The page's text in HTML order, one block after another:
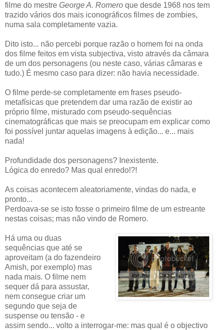
filme do mestre George A. Romero que desde 1968 nos tem
trazido vários dos mais iconográficos filmes de zombies,
numa sala completamente vazia.
Dito isto... não percebi porque razão o homem foi na onda
dos filme feitos em vista subjectiva, visto através da câmara
de um dos personagens (ou neste caso, várias câmaras e
tudo.) É mesmo caso para dizer: não havia necessidade.
O filme perde-se completamente em frases pseudo-
metafísicas que pretendem dar uma razão de existir ao
próprio filme, misturado com pseudo-sequências
cinematográficas que mais se preocupam em explicar como
foi possível juntar aquelas imagens à edição... e... mais
nada!
Profundidade dos personagens? Inexistente.
Lógica do enredo? Mas qual enredo!?!
As coisas acontecem aleatoriamente, vindas do nada, e
pronto...
Perdoava-se se isto fosse o primeiro filme de um estreante
nestas coisas; mas não vindo de Romero.
Há uma ou duas
sequências que até se
aproveitam (a do fazendeiro
Amish, por exemplo) mas
nada mais. O filme nem
sequer dá para assustar,
nem consegue criar um
segundo que seja de
suspense ou tensão - e
assim sendo... volto a interrogar-me: mas qual é o objectivo